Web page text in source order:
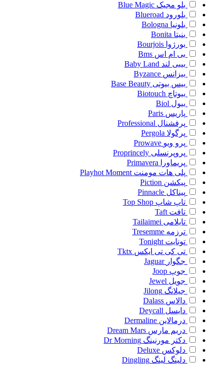
بلو مجیک Blue Magic
بلورود Blueroad
بلونیا Bologna
بنیتا Bonita
بورژوا Bourjois
بی ام اس Bms
بیبی لند Baby Land
بیزانس Byzance
بیس بیوتی Base Beauty
بیوتاچ Biotouch
بیول Biol
پاریس Paris
پرفشنال Professional
پرگولا Pergola
پرو ویو Prowave
پروپرنسلی Proprincely
پریماورا
Primavera
پلی هات مومنت Playhot Moment
پیکشن Piction
پیناکل Pinnacle
تاپ شاپ Top Shop
تافت Taft
تایلامی Tailaimei
ترزمه Tresemme
تونایت Tonight
تی کی تی ایکس Tktx
جگوار Jaguar
جوپ Joop
جویل Jewel
جیلانگ Jilong
دالاس Dalass
دایسل Deycall
درمالاین Dermaline
دریم مارس Dream Mars
دکتر مورنینگ Dr Morning
دلوکس Deluxe
دلینگ لینگ Dingling